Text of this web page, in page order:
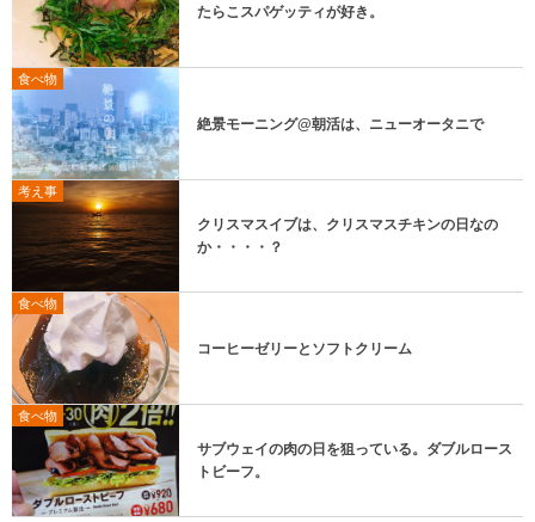
たらこスパゲッティが好き。
食べ物
絶景モーニング@朝活は、ニューオータニで
考え事
クリスマスイブは、クリスマスチキンの日なの
か・・・・？
食べ物
コーヒーゼリーとソフトクリーム
食べ物
サブウェイの肉の日を狙っている。ダブルロース
トビーフ。